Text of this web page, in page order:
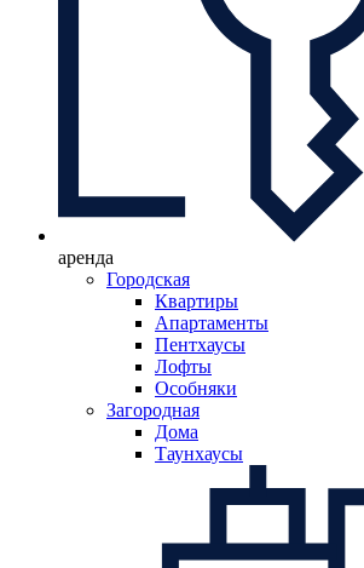
аренда
Городская
Квартиры
Апартаменты
Пентхаусы
Лофты
Особняки
Загородная
Дома
Таунхаусы